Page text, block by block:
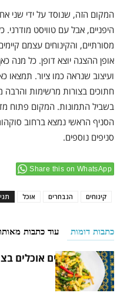
המקום הזה, שנוסד על ידי שני
היפניים, אבל עם טוויסט מודרני.
מסורתיים, והקינוחים עצמם
אופן ההצגה יוצא דופן. כל מנה
ועיצוב שנראה כמו ציור. תמצאו
חתוכים בצורות מרשימות
בשביל התמונות. המקום פתוח
סניפים נוספים.
Share this on WhatsApp
אוכל הנבחרים קינוחים
כתבות דומות עוד כתבות
איפה המקומיים אוכלים
בנגקוק